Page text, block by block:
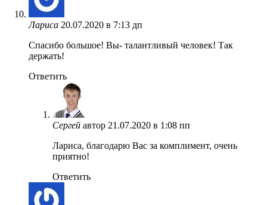
Лариса 20.07.2020 в 7:13 дп
Спасибо большое! Вы- талантливый человек! Так
держать!
Ответить
Сергей автор 21.07.2020 в 1:08 пп
Лариса, благодарю Вас за комплимент, очень
приятно!
Ответить